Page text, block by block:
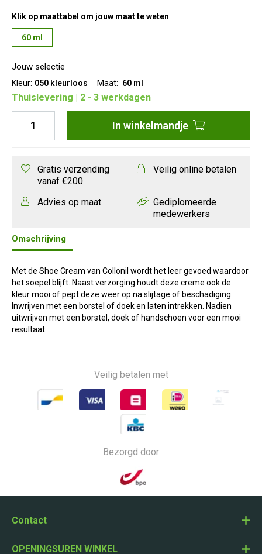
Klik op maattabel om jouw maat te weten
60 ml
Jouw selectie
Kleur: 050 kleurloos Maat: 60 ml
Thuislevering | 2 - 3 werkdagen
In winkelmandje
Gratis verzending
vanaf €200
Veilig online betalen
Advies op maat
Gediplomeerde
medewerkers
Omschrijving
Met de Shoe Cream van Collonil wordt het leer gevoed waardoor
het soepel blijft. Naast verzorging houdt deze creme ook de
kleur mooi of pept deze weer op na slijtage of beschadiging.
Inwrijven met een borstel of doek en laten intrekken. Nadien
uitwrijven met een borstel, doek of handschoen voor een mooi
resultaat
Veilig betalen met
Bezorgd door
Contact
Nijverheidsstraat 4, 2990 Wuustwezel
OPENINGSUREN WINKEL